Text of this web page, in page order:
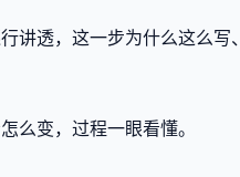
讲透，这一步为什么这么写
么变，过程一眼看懂。